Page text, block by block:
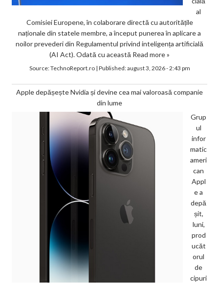
al
Comisiei Europene, în colaborare directă cu autoritățile
naționale din statele membre, a început punerea în aplicare a
noilor prevederi din Regulamentul privind inteligența artificială
(AI Act). Odată cu această Read more »
Source:TechnoReport.ro| Published:august 3, 2026 - 2:43 pm
Apple depășește Nvidia și devine cea mai valoroasă companie
din lume
Grup
ul
infor
matic
ameri
can
Appl
e a
depă
șit,
luni,
prod
ucăt
orul
de
cipuri